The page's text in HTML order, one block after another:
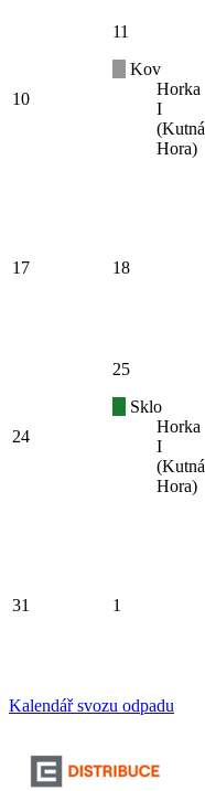
10
11
Kov
Horka
I
(Kutná
Hora)
17 18
24
25
Sklo
Horka
I
(Kutná
Hora)
31 1
Kalendář svozu odpadu